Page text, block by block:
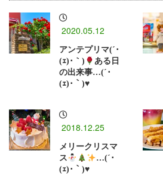
2020.05.12
アンテプリマ(´･
(ｪ)･｀)
ある日
の出来事…(´･
(ｪ)･｀)♥
2018.12.25
メリークリスマ
ス
…(´･
(ｪ)･｀)♥